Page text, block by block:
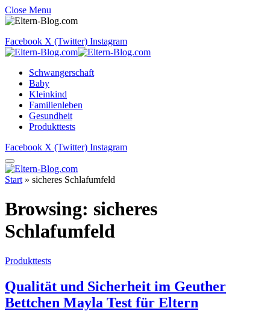
Close Menu
Facebook X (Twitter) Instagram
Schwangerschaft
Baby
Kleinkind
Familienleben
Gesundheit
Produkttests
Facebook X (Twitter) Instagram
Start » sicheres Schlafumfeld
Browsing: sicheres
Schlafumfeld
Produkttests
Qualität und Sicherheit im Geuther
Bettchen Mayla Test für Eltern